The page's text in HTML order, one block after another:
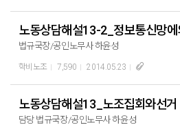
노동상담해설13-2_정보통신망
법규국장/공인노무사 하윤성
학비노조 7,590 2014.05.23
노동상담해설13_노조집회와선거
담당 법규국장/공인노무사 하윤성